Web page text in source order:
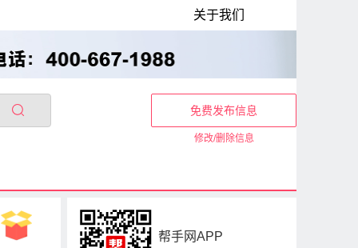
关于我们
免费发布信息
修改/删除信息
帮手网APP